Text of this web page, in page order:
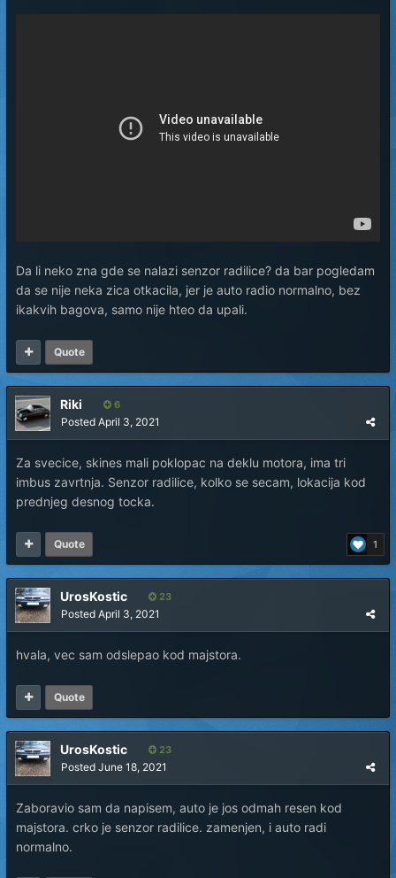
Da li neko zna gde se nalazi senzor radilice? da bar pogledam
da se nije neka zica otkacila, jer je auto radio normalno, bez
ikakvih bagova, samo nije hteo da upali.
Quote
Riki 6
Posted April 3, 2021
Za svecice, skines mali poklopac na deklu motora, ima tri
imbus zavrtnja. Senzor radilice, kolko se secam, lokacija kod
prednjeg desnog tocka.
1
Quote
UrosKostic 23
Posted April 3, 2021
hvala, vec sam odslepao kod majstora.
Quote
UrosKostic 23
Posted June 18, 2021
Zaboravio sam da napisem, auto je jos odmah resen kod
majstora. crko je senzor radilice. zamenjen, i auto radi
normalno.